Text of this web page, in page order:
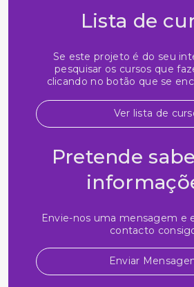
Lista de
Se este projeto é do seu
pesquisar os cursos que
clicando no botão que se
Ver lista de
Pretende
Envie-nos uma mensagem e
contacto
Enviar